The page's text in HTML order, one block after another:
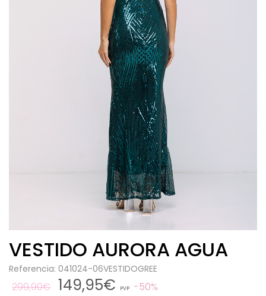
VESTIDO AURORA AGUA
Referencia: 041024-06VESTIDOGREE
299,90€ 149,95€ PVP 50%